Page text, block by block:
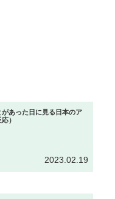
あった日に見る日本のア
）
2023.02.19